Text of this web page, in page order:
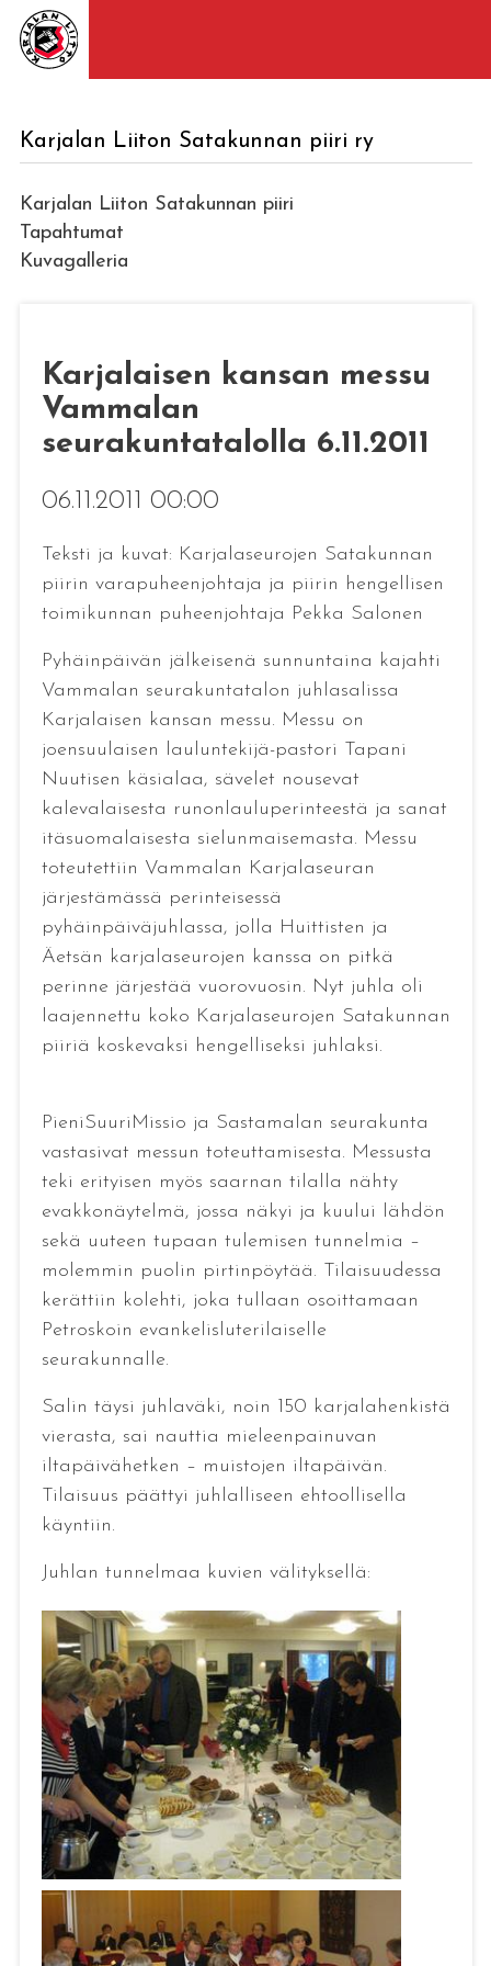
Karjalan Liiton Satakunnan piiri ry
Karjalan Liiton Satakunnan piiri
Tapahtumat
Kuvagalleria
Karjalaisen kansan messu
Vammalan
seurakuntatalolla 6.11.2011
06.11.2011 00:00
Teksti ja kuvat: Karjalaseurojen Satakunnan
piirin varapuheenjohtaja ja piirin hengellisen
toimikunnan puheenjohtaja Pekka Salonen
Pyhäinpäivän jälkeisenä sunnuntaina kajahti
Vammalan seurakuntatalon juhlasalissa
Karjalaisen kansan messu. Messu on
joensuulaisen lauluntekijä-pastori Tapani
Nuutisen käsialaa, sävelet nousevat
kalevalaisesta runonlauluperinteestä ja sanat
itäsuomalaisesta sielunmaisemasta. Messu
toteutettiin Vammalan Karjalaseuran
järjestämässä perinteisessä
pyhäinpäiväjuhlassa, jolla Huittisten ja
Äetsän karjalaseurojen kanssa on pitkä
perinne järjestää vuorovuosin. Nyt juhla oli
laajennettu koko Karjalaseurojen Satakunnan
piiriä koskevaksi hengelliseksi juhlaksi.
PieniSuuriMissio ja Sastamalan seurakunta
vastasivat messun toteuttamisesta. Messusta
teki erityisen myös saarnan tilalla nähty
evakkonäytelmä, jossa näkyi ja kuului lähdön
sekä uuteen tupaan tulemisen tunnelmia –
molemmin puolin pirtinpöytää. Tilaisuudessa
kerättiin kolehti, joka tullaan osoittamaan
Petroskoin evankelisluterilaiselle
seurakunnalle.
Salin täysi juhlaväki, noin 150 karjalahenkistä
vierasta, sai nauttia mieleenpainuvan
iltapäivähetken – muistojen iltapäivän.
Tilaisuus päättyi juhlalliseen ehtoollisella
käyntiin.
Juhlan tunnelmaa kuvien välityksellä: